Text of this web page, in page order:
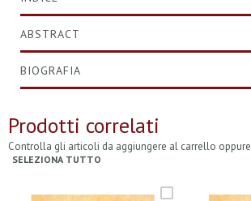
ABSTRACT
BIOGRAFIA
Prodotti correlati
Controlla gli articoli da aggiungere al carrello oppure
SELEZIONA TUTTO